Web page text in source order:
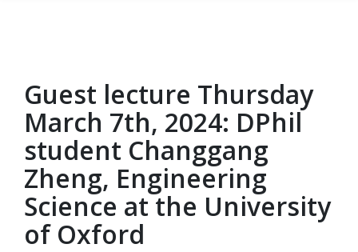
Gå til hovedinnhold
Guest lecture Thursday
March 7th, 2024: DPhil
student Changgang
Zheng, Engineering
Science at the University
of Oxford